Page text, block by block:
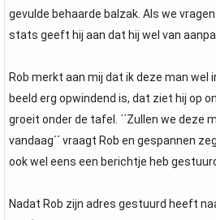
gevulde behaarde balzak. Als we
stats geeft hij aan dat hij wel van
Rob merkt aan mij dat ik deze man
beeld erg opwindend is, dat ziet hij op
groeit onder de tafel. ´´Zullen we deze
vandaag´´ vraagt Rob en gespannen
ook wel eens een berichtje heb
Nadat Rob zijn adres gestuurd heeft